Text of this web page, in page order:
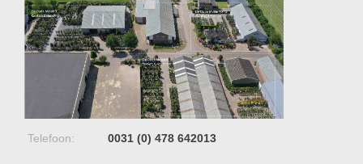
Telefoon: 0031 (0) 478 642013